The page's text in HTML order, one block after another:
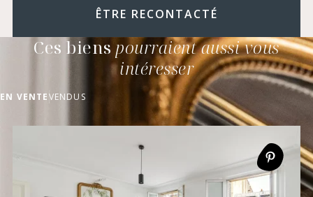
ÊTRE RECONTACTÉ
Ces biens pourraient aussi vous
intéresser
EN VENTEVENDUS